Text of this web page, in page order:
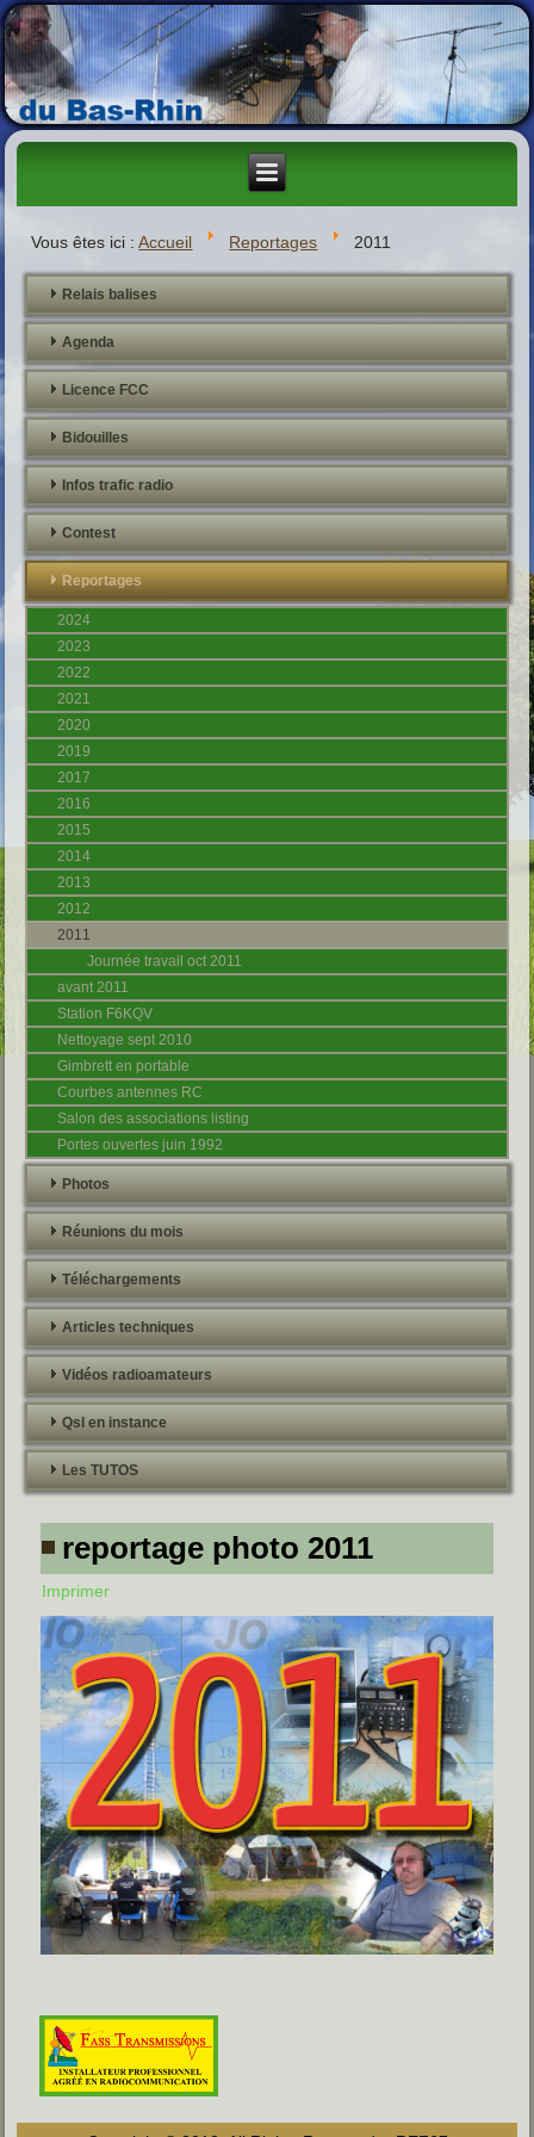
Vous êtes ici :Accueil Reportages 2011
Relais balises
Agenda
Licence FCC
Bidouilles
Infos trafic radio
Contest
Reportages
2024
2023
2022
2021
2020
2019
2017
2016
2015
2014
2013
2012
2011
Journée travail oct 2011
avant 2011
Station F6KQV
Nettoyage sept 2010
Gimbrett en portable
Courbes antennes RC
Salon des associations listing
Portes ouvertes juin 1992
Photos
Réunions du mois
Téléchargements
Articles techniques
Vidéos radioamateurs
Qsl en instance
Les TUTOS
reportage photo 2011
Imprimer